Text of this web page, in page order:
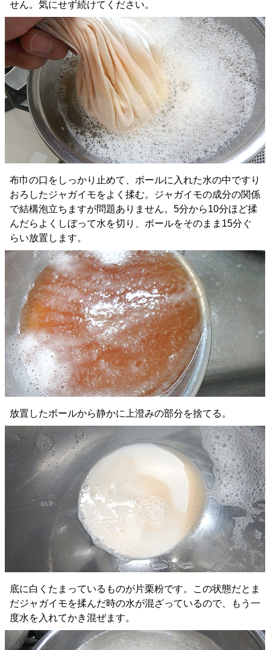
せん。気にせず続けてください。
布巾の口をしっかり止めて、ボールに入れた水の中ですり
おろしたジャガイモをよく揉む。ジャガイモの成分の関係
で結構泡立ちますが問題ありません。5分から10分ほど揉
んだらよくしぼって水を切り、ボールをそのまま15分ぐ
らい放置します。
放置したボールから静かに上澄みの部分を捨てる。
底に白くたまっているものが片栗粉です。この状態だとま
だジャガイモを揉んだ時の水が混ざっているので、もう一
度水を入れてかき混ぜます。